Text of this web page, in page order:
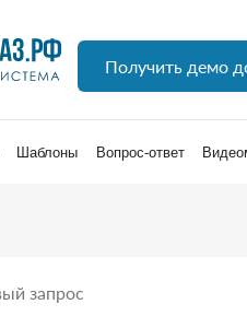
Получить демо
Шаблоны Вопрос-ответ